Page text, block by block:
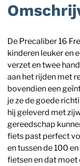
De Precaliber 16
kinderen leuker en
verzet en twee
aan het rijden met
bovendien een
je ze de goede
hij geleverd met
gereedschap
fiets past perfect
en tussen de 100
fietsen en dat moet